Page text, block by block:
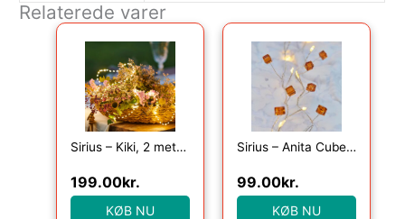
Relaterede varer
Sirius – Kiki, 2 meter lyskæde med 155 klare lys, Grøn
199.00kr.
KØB NU
Sirius – Anita Cube, 20LED, Amber, 1,05+25cm
99.00kr.
KØB NU